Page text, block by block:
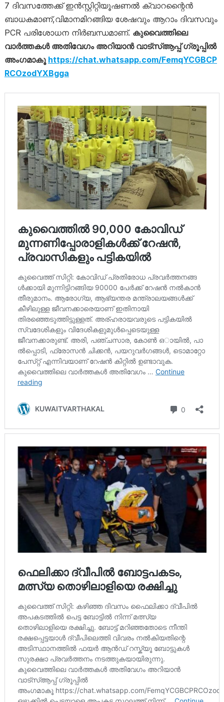
7 ദിവസത്തേക്ക് ഇൻസ്റ്റിറ്റിയൂഷണൽ ക്വാറന്റൈൻ
ബാധകമാണ്,വിമാനമിറങ്ങിയ ശേഷവും ആറാം ദിവസവും
PCR പരിശോധന നിര്‍ബന്ധമാണ്‌. കുവൈത്തിലെ
വാർത്തകൾ അതിവേഗം അറിയാൻ വാട്സ്ആപ്പ് ഗ്രൂപ്പിൽ
അംഗമാകൂ https://chat.whatsapp.com/FemqYCGBCP
RCOzodYXBgga